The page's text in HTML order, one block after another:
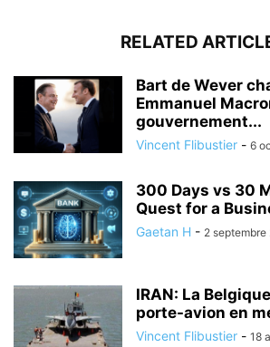
RELATED
Bart de Wever
Emmanuel
gouvernement...
Vincent Flibustier - 6
300 Days vs 30
Quest for a
Gaetan H - 2 septembre
IRAN: La
porte-avion en
Vincent Flibustier - 18